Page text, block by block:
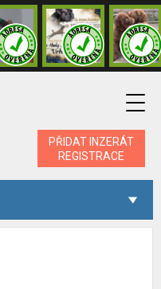
PŘIDAT INZERÁT
REGISTRACE